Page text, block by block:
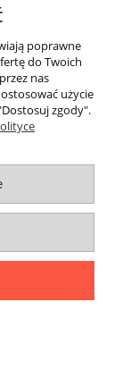
poprawne
do Twoich
nas
użycie
zgody".